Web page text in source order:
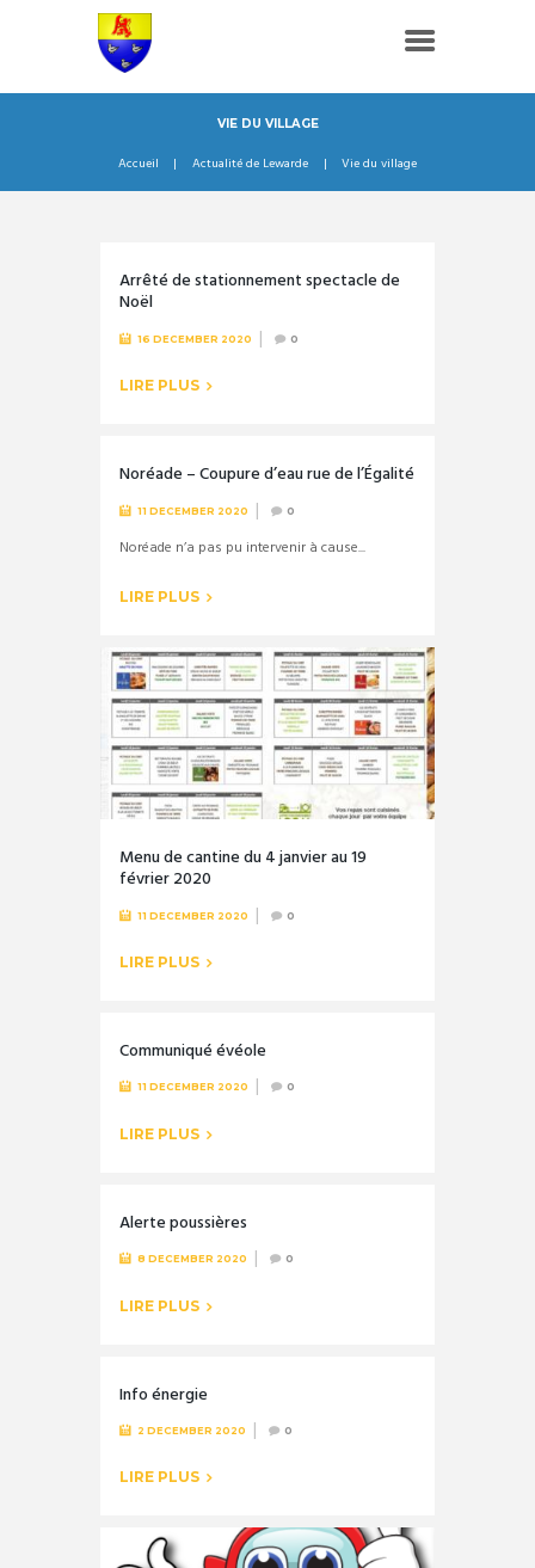
VIE DU VILLAGE
Accueil Actualité de Lewarde Vie du village
Arrêté de stationnement spectacle de
Noël
16 DECEMBER 2020 0
LIRE PLUS
Noréade – Coupure d’eau rue de l’Égalité
11 DECEMBER 2020 0
Noréade n’a pas pu intervenir à cause...
LIRE PLUS
Menu de cantine du 4 janvier au 19
février 2020
11 DECEMBER 2020 0
LIRE PLUS
Communiqué évéole
11 DECEMBER 2020 0
LIRE PLUS
Alerte poussières
8 DECEMBER 2020 0
LIRE PLUS
Info énergie
2 DECEMBER 2020 0
LIRE PLUS